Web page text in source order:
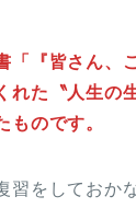
「『皆さん、
れた〝人生の
ものです。
習をしておか